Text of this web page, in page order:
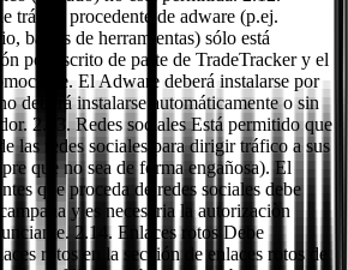
tráfico procedente de adware (p.ej.
barras de herramientas) sólo está
por escrito de parte de TradeTracker y el
El Adware deberá instalarse por
deberá instalarse automáticamente o sin
2.13. Redes sociales Está permitido que
las redes sociales para dirigir tráfico a sus
que no sea de forma engañosa). El
que proceda de redes sociales debe
y es necesaria la autorizaciòn
2.14. Enlaces rotos Debe
rotos en la sección de enlaces rotos de